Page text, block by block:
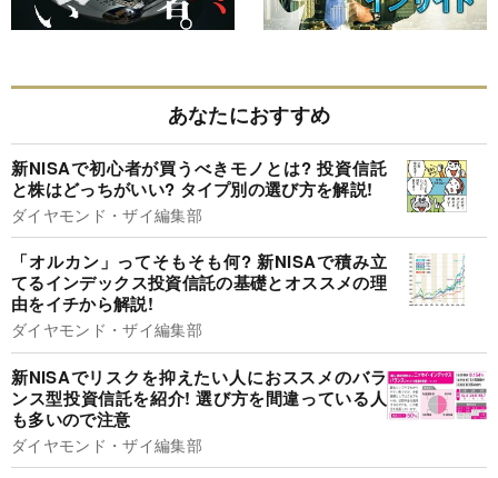
あなたにおすすめ
新NISAで初心者が買うべきモノとは? 投資信託
と株はどっちがいい? タイプ別の選び方を解説!
ダイヤモンド・ザイ編集部
「オルカン」ってそもそも何? 新NISAで積み立
てるインデックス投資信託の基礎とオススメの理
由をイチから解説!
ダイヤモンド・ザイ編集部
新NISAでリスクを抑えたい人におススメのバラ
ンス型投資信託を紹介! 選び方を間違っている人
も多いので注意
ダイヤモンド・ザイ編集部